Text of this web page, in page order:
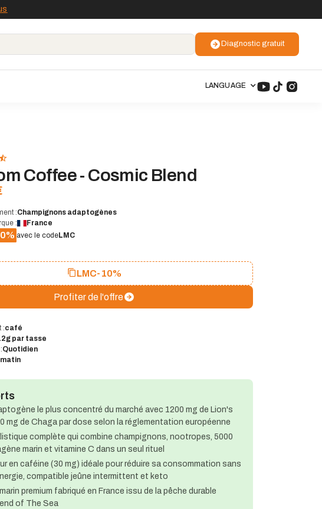
Diagnostic gratuit
LANGUAGE
Coffee - Cosmic Blend
:Champignons adaptogènes
:
France
avec le codeLMC
LMC-10%
Profiter de l'offre
:café
par tasse
Quotidien
matin
le plus concentré du marché avec 1200 mg de Lion's
mg de Chaga par dose selon la réglementation européenne​​
complète qui combine champignons, nootropes, 5000
marin et vitamine C dans un seul rituel​​
en caféine (30 mg) idéale pour réduire sa consommation sans
compatible jeûne intermittent et keto​​
premium fabriqué en France issu de la pêche durable
of The Sea​